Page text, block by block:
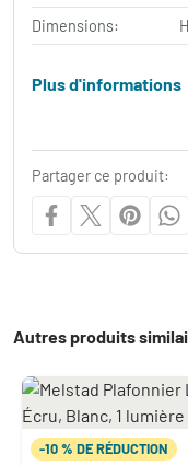
Dimensions:
Plus d'informations
Partager ce produit:
Autres produits
-10 % DE RÉDUCTION